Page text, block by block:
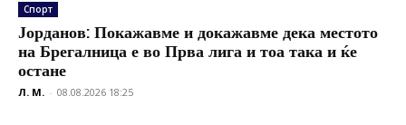
Спорт
Јорданов: Покажавме и докажавме дека местото
на Брегалница е во Прва лига и тоа така и ќе
остане
Л. М. - 08.08.2026 18:25